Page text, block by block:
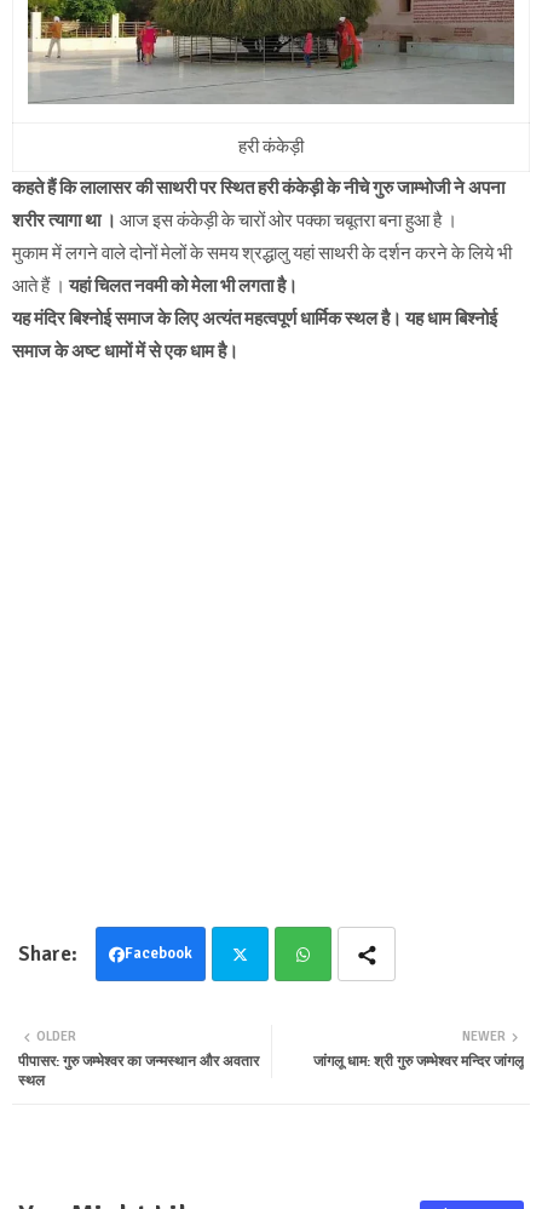
हरी कंकेड़ी
कहते हैं कि लालासर की साथरी पर स्थित हरी कंकेड़ी के नीचे गुरु जाम्भोजी ने अपना
शरीर त्यागा था । आज इस कंकेड़ी के चारों ओर पक्का चबूतरा बना हुआ है ।
मुकाम में लगने वाले दोनों मेलों के समय श्रद्धालु यहां साथरी के दर्शन करने के लिये भी
आते हैं ।यहां चिलत नवमी को मेला भी लगता है।
यह मंदिर बिश्नोई समाज के लिए अत्यंत महत्वपूर्ण धार्मिक स्थल है। यह धाम बिश्नोई
समाज के अष्ट धामों में से एक धाम है।
Facebook
ter tsa
NEWER
जांगलू धाम: श्री गुरु जम्भेश्वर मन्दिर जांगलू
OLDER
पीपासर: गुरु जम्भेश्वर का जन्मस्थान और अवतार
स्थल